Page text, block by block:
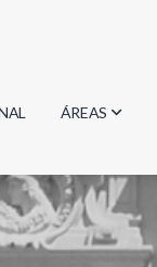
ÁREAS
Biología
Física
Geociencias